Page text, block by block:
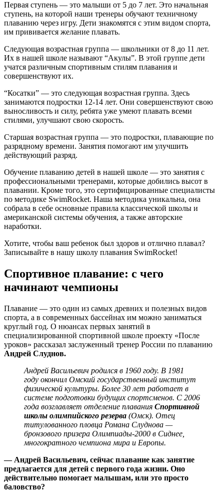
Первая ступень — это малыши от 5 до 7 лет. Это начальная
ступень, на которой наши тренеры обучают техничному
плаванию через игру. Дети знакомятся с этим видом спорта,
им прививается желание плавать.
Следующая возрастная группа — школьники от 8 до 11 лет.
Их в нашей школе называют “Акулы”. В этой группе дети
учатся различным спортивным стилям плавания и
совершенствуют их.
“Косатки” — это следующая возрастная группа. Здесь
занимаются подростки 12-14 лет. Они совершенствуют свою
выносливость и силу, ребята уже умеют плавать всеми
стилями, улучшают свою скорость.
Старшая возрастная группа — это подростки, плавающие по
разрядному времени. Занятия помогают им улучшить
действующий разряд.
Обучение плаванию детей в нашей школе — это занятия с
профессиональными тренерами, которые добились высот в
плавании. Кроме того, это сертифицированные специалисты
по методике SwimRocket. Наша методика уникальна, она
собрала в себе основные правила классической школы и
американской системы обучения, а также авторские
наработки.
Хотите, чтобы ваш ребенок был здоров и отлично плавал?
Записывайте в нашу школу плавания SwimRocket!
Спортивное плавание: с чего
начинают чемпионы
Плавание — это один из самых древних и полезных видов
спорта, а в современных бассейнах им можно заниматься
круглый год. О нюансах первых занятий в
специализированной спортивной школе проекту «После
уроков» рассказал заслуженный тренер России по плаванию
Андрей Слуднов.
Андрей Васильевич родился в 1960 году. В 1981
году окончил Омский государственный институт
физической культуры. Более 30 лет работает в
системе подготовки будущих спортсменов. С 2006
года возглавляет отделение плавания Спортивной
школы олимпийского резерва (Омск). Отец
титулованного пловца Романа Слуднова —
бронзового призера Олимпиады-2000 в Сиднее,
многократного чемпиона мира и Европы.
— Андрей Васильевич, сейчас плавание как занятие
предлагается для детей с первого года жизни. Оно
действительно помогает малышам, или это просто
баловство?